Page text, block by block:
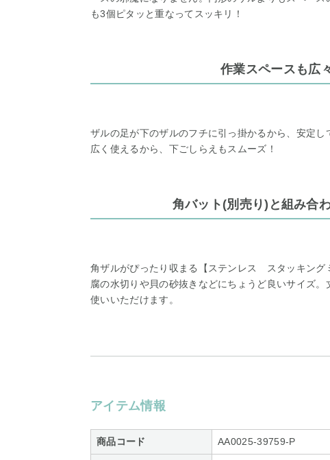
も3個ピタッと重なってスッキリ！
作業スペースも広
ザルの足が下のザルのフチに引っ掛かるから、安定
広く使えるから、下ごしらえもスムーズ！
角バット(別売り)と組み合
角ザルがぴったり収まる【ステンレス スタッキング
腐の水切りや貝の砂抜きなどにちょうど良いサイズ
使いいただけます。
アイテム情報
商品コード AA0025-39759-P